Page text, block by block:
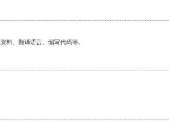
料、翻译语言、编写代码等。